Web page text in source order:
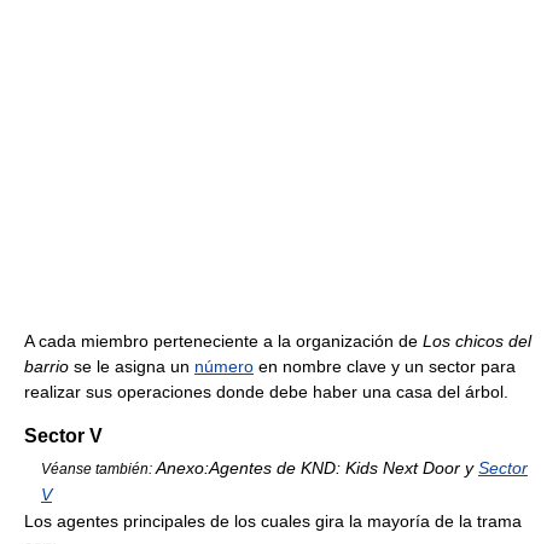
A cada miembro perteneciente a la organización de Los chicos del
barrio se le asigna un número en nombre clave y un sector para
realizar sus operaciones donde debe haber una casa del árbol.
Sector V
Véanse también: Anexo:Agentes de KND: Kids Next Door ySector
V
Los agentes principales de los cuales gira la mayoría de la trama